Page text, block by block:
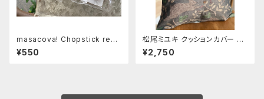
masacova! Chopstick rest
パン
¥550
松尾ミユキ クッションカバー 【T
hree Rabbit】
¥2,750